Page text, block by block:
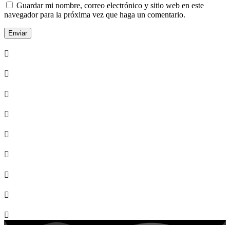
Guardar mi nombre, correo electrónico y sitio web en este
navegador para la próxima vez que haga un comentario.